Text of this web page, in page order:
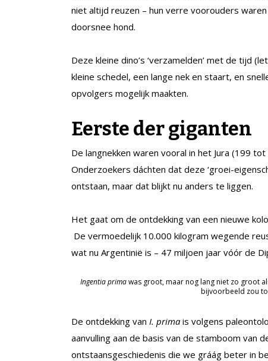
niet altijd reuzen – hun verre voorouders
doorsnee hond.
Deze kleine dino’s ‘verzamelden’ met de tijd
kleine schedel, een lange nek en staart, en
opvolgers mogelijk maakten.
Eerste der giganten
De langnekken waren vooral in het Jura (199
Onderzoekers dáchten dat deze ‘groei-
ontstaan, maar dat blijkt nu anders te liggen.
Het gaat om de ontdekking van een nieuwe
De vermoedelijk 10.000 kilogram wegende
wat nu Argentinië is – 47 miljoen jaar vóór de
Ingentia primawas groot, maar nog lang niet zo groot
bijvoorbeeld zou
De ontdekking van I. prima is volgens
aanvulling aan de basis van de stamboom van
ontstaansgeschiedenis die we gráág beter in